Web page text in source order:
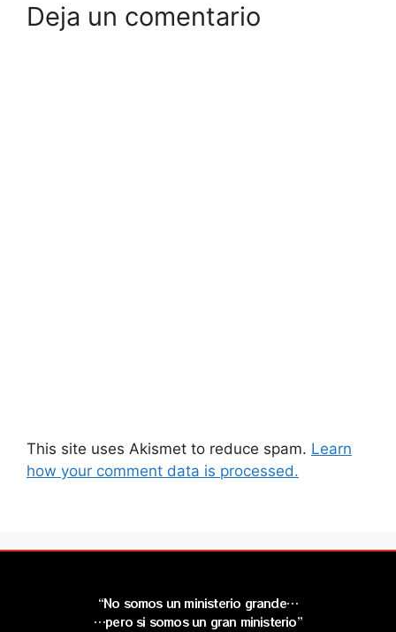
Deja un comentario
This site uses Akismet to reduce spam. Learn
how your comment data is processed.
“No somos un ministerio grande…
…pero si somos un gran ministerio”